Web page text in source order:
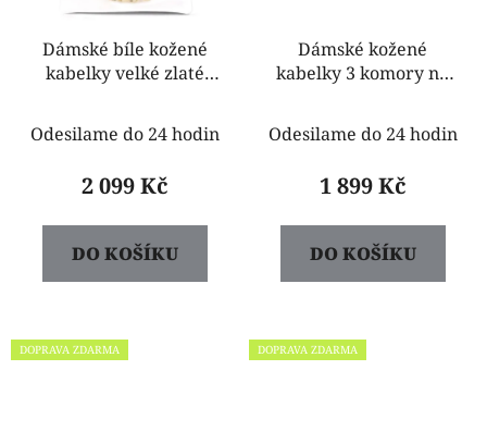
Dámské bíle kožené
kabelky velké zlaté
Odesilame do 24 hodin
2 099 Kč
DO KOŠÍKU
Dámské kožené
kabelky 3 komory na
bíle
Odesilame do 24 hodin
1 899 Kč
DO KOŠÍKU
DOPRAVA ZDARMA DOPRAVA ZDARMA